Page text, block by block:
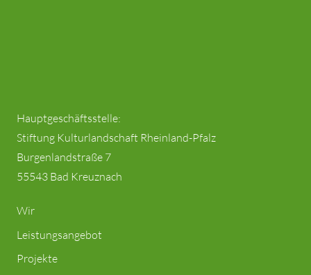
Hauptgeschäftsstelle:
Stiftung Kulturlandschaft Rheinland-Pfalz
Burgenlandstraße 7
55543 Bad Kreuznach
Wir
Leistungsangebot
Projekte